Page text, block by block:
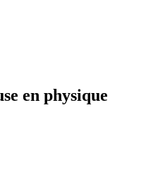
en physique